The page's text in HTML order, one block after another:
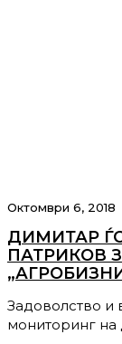
Октомври 6, 2018
ДИМИТАР
ПАТРИКОВ
Задоволство и
мониторинг на